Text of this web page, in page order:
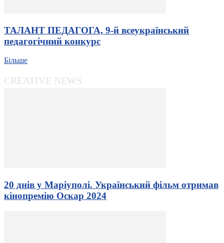
ТАЛАНТ ПЕДАГОГА, 9-й всеукраїнський
педагогічний конкурс
Більше
CREATIVE NEWS
20 днів у Маріуполі. Український фільм отримав
кінопремію Оскар 2024